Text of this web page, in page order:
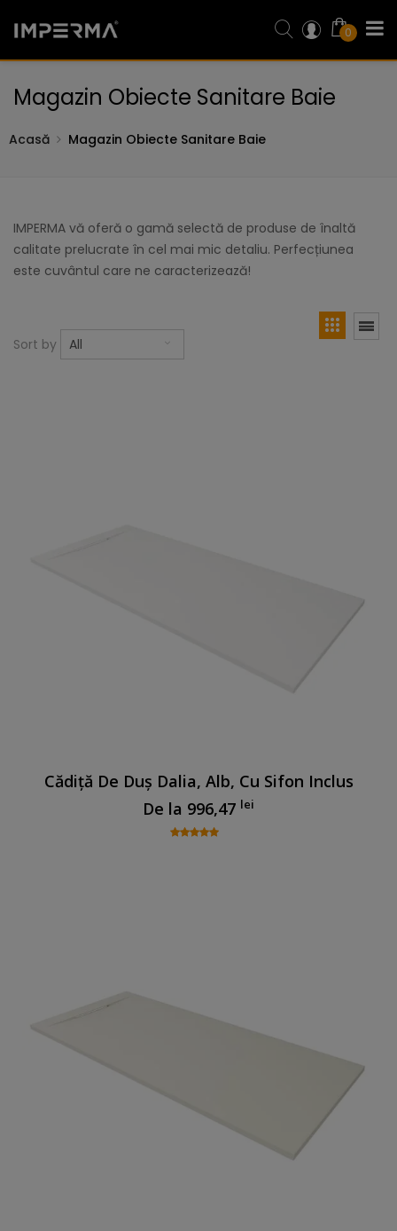
0
Magazin Obiecte Sanitare Baie
Acasă Magazin Obiecte Sanitare Baie
IMPERMA vă oferă o gamă selectă de produse de înaltă
calitate prelucrate în cel mai mic detaliu. Perfecțiunea
este cuvântul care ne caracterizează!
Sort by All
Cădiță De Duș Dalia, Alb, Cu Sifon Inclus
De la 996,47 lei